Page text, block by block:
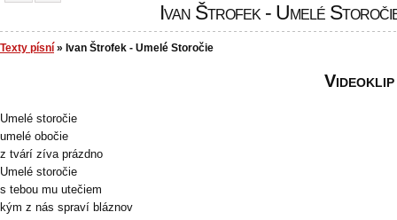
Ivan Štrofek - Umelé
Texty písní » Ivan Štrofek - Umelé Storočie
Umelé storočie
umelé obočie
z tvárí zíva prázdno
Umelé storočie
s tebou mu utečiem
kým z nás spraví bláznov
Videoklip